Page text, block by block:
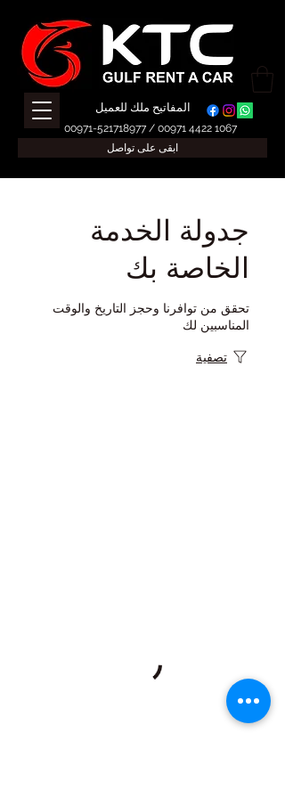
المفاتيح ملك للعميل
00971-521718977/ 00971 4422 1067
ابقى على تواصل
جدولة الخدمة
الخاصة بك
تحقق من توافرنا وحجز التاريخ والوقت
المناسبين لك
تصفية